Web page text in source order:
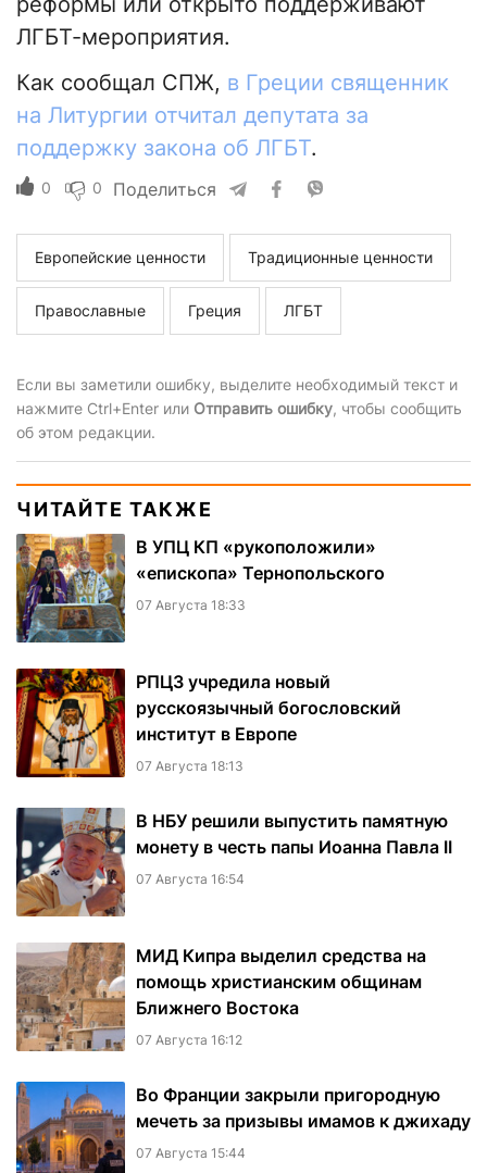
ЛГБТ-мероприятия.
Как сообщал СПЖ, в Греции священник
на Литургии отчитал депутата за
поддержку закона об ЛГБТ.
0 0 Поделиться
Европейские ценности Традиционные ценности
Православные Греция ЛГБТ
Если вы заметили ошибку, выделите необходимый текст и
нажмите Ctrl+Enter или Отправить ошибку, чтобы сообщить
об этом редакции.
ЧИТАЙТЕ ТАКЖЕ
В УПЦ КП «рукоположили»
«епископа» Тернопольского
07 Августа 18:33
РПЦЗ учредила новый
русскоязычный богословский
институт в Европе
07 Августа 18:13
В НБУ решили выпустить памятную
монету в честь папы Иоанна Павла II
07 Августа 16:54
МИД Кипра выделил средства на
помощь христианским общинам
Ближнего Востока
07 Августа 16:12
Во Франции закрыли пригородную
мечеть за призывы имамов к джихаду
07 Августа 15:44